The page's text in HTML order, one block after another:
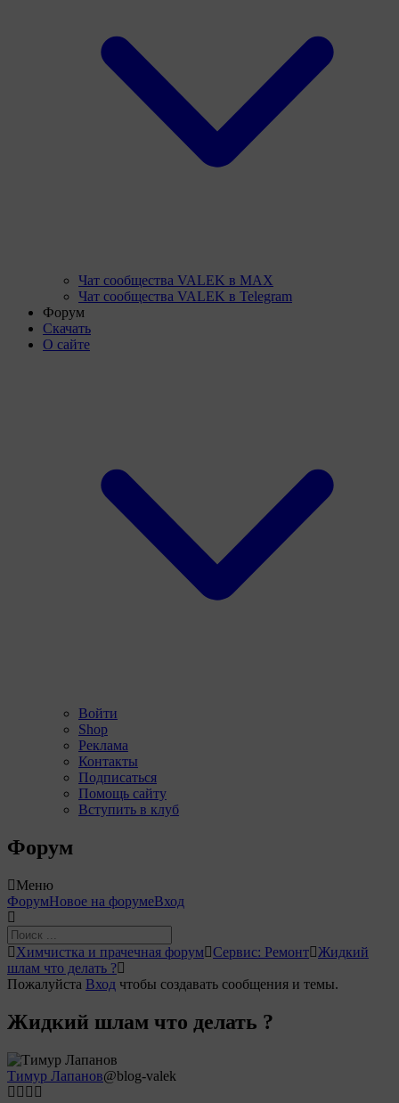
Чат сообщества VALEK в MAX
Чат сообщества VALEK в Telegram
Форум
Скачать
О сайте
Войти
Shop
Реклама
Контакты
Подписаться
Помощь сайту
Вступить в клуб
Форум
Меню
Навигация
Форума
ФорумНовое на форумеВход
Форум
breadcrumbs
-
здесь:
Химчистка и прачечная форум Сервис: Ремонт
Жидкий
шлам что делать ?
Пожалуйста Вход чтобы создавать сообщения и темы.
Жидкий шлам что делать ?
Тимур Лапанов@blog-valek